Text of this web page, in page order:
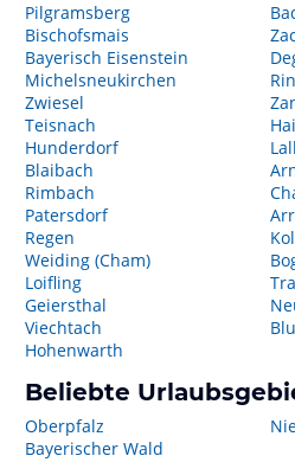
Pilgramsberg
Bischofsmais
Bayerisch Eisenstein
Michelsneukirchen
Zwiesel
Teisnach
Hunderdorf
Blaibach
Rimbach
Patersdorf
Regen
Weiding (Cham)
Loifling
Geiersthal
Viechtach
Hohenwarth
Beliebte
Oberpfalz
Bayerischer Wald